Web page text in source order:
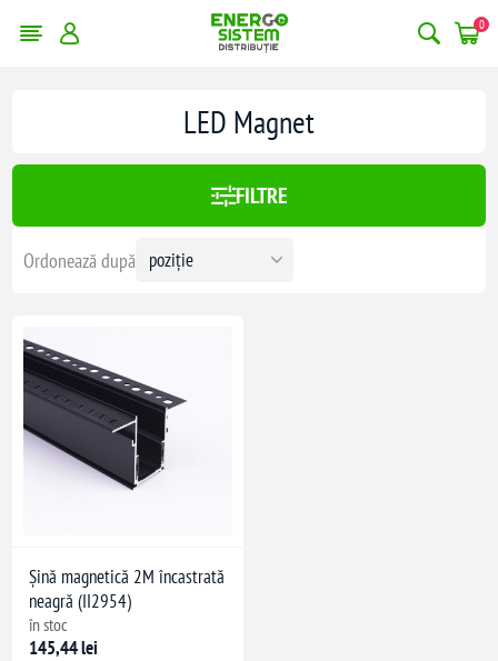
0
LED Magnet
FILTRE
Ordonează după
Șină magnetică 2M încastrată
neagră (II2954)
în stoc
145,44 lei